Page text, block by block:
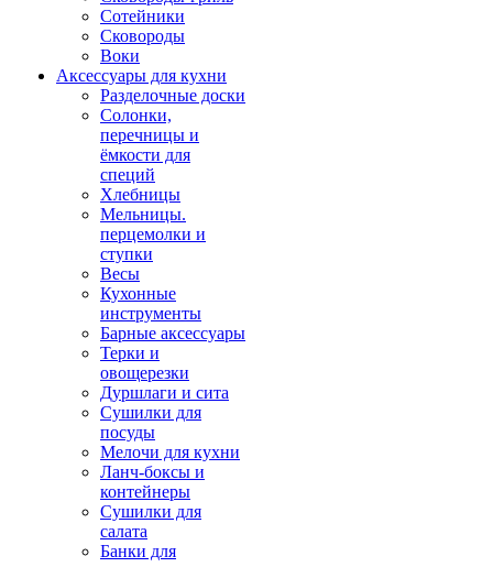
Сотейники
Сковороды
Воки
Аксессуары для кухни
Разделочные доски
Солонки,
перечницы и
ёмкости для
специй
Хлебницы
Мельницы.
перцемолки и
ступки
Весы
Кухонные
инструменты
Барные аксессуары
Терки и
овощерезки
Дуршлаги и сита
Сушилки для
посуды
Мелочи для кухни
Ланч-боксы и
контейнеры
Сушилки для
салата
Банки для